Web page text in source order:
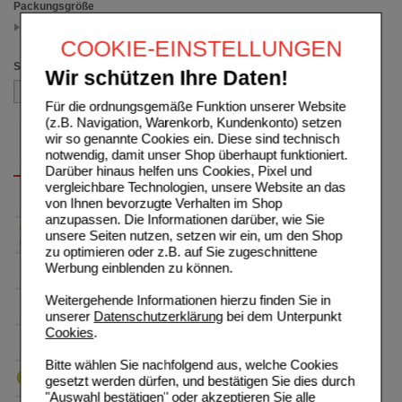
COOKIE-EINSTELLUNGEN
Wir schützen Ihre Daten!
Für die ordnungsgemäße Funktion unserer Website
(z.B. Navigation, Warenkorb, Kundenkonto) setzen
wir so genannte Cookies ein. Diese sind technisch
notwendig, damit unser Shop überhaupt funktioniert.
Darüber hinaus helfen uns Cookies, Pixel und
vergleichbare Technologien, unsere Website an das
von Ihnen bevorzugte Verhalten im Shop
anzupassen. Die Informationen darüber, wie Sie
unsere Seiten nutzen, setzen wir ein, um den Shop
zu optimieren oder z.B. auf Sie zugeschnittene
Werbung einblenden zu können.
Weitergehende Informationen hierzu finden Sie in
unserer Datenschutzerklärungbei dem Unterpunkt
Cookies.
Bitte wählen Sie nachfolgend aus, welche Cookies
gesetzt werden dürfen, und bestätigen Sie dies durch
"Auswahl bestätigen" oder akzeptieren Sie alle
Packungsgröße
Sortieren nach